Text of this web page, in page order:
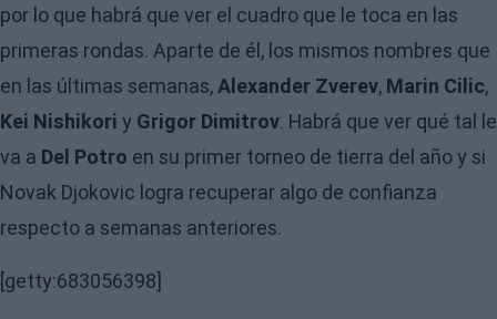
por lo que habrá que ver el cuadro que le toca en las
primeras rondas. Aparte de él, los mismos nombres que
en las últimas semanas,Alexander Zverev, Marin Cilic,
Kei Nishikori y Grigor Dimitrov. Habrá que ver qué tal le
va a Del Potro en su primer torneo de tierra del año y si
Novak Djokovic logra recuperar algo de confianza
respecto a semanas anteriores.
[getty:683056398]